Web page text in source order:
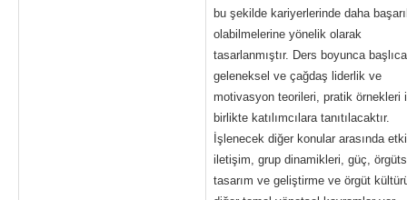
bu şekilde kariyerlerinde daha
olabilmelerine yönelik olarak
tasarlanmıştır. Ders boyunca başlıca
geleneksel ve çağdaş liderlik ve
motivasyon teorileri, pratik örnekleri
birlikte katılımcılara tanıtılacaktır.
İşlenecek diğer konular arasında
iletişim, grup dinamikleri, güç,
tasarım ve geliştirme ve örgüt